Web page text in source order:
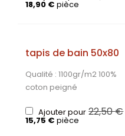
18,90 € pièce
tapis de bain 50x80
Qualité : 1100gr/m2 100%
coton peigné
Ajouter pour 22,50€
15,75 € pièce